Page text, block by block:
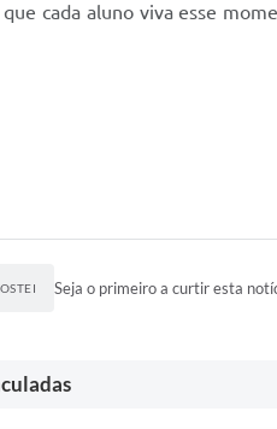
cada aluno viva esse
Seja o primeiro a curtir esta